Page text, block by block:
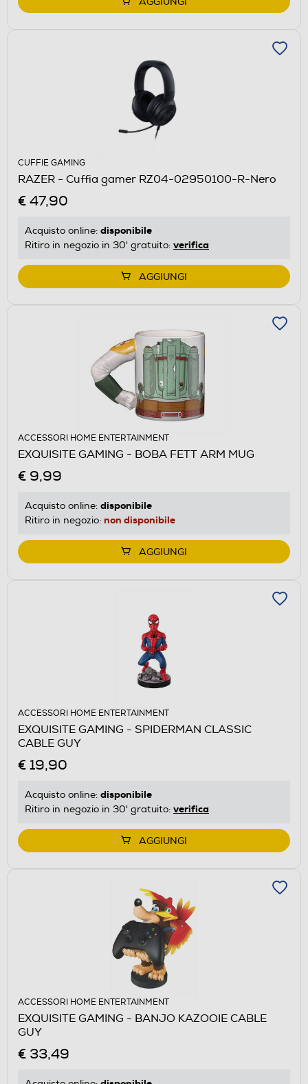
CUFFIE GAMING
RAZER - Cuffia gamer RZ04-02950100-R-Nero
€ 47,90
Acquisto online: disponibile
Ritiro in negozio in 30' gratuito: verifica
AGGIUNGI
ACCESSORI HOME ENTERTAINMENT
EXQUISITE GAMING - BOBA FETT ARM MUG
€ 9,99
Acquisto online: disponibile
Ritiro in negozio: non disponibile
AGGIUNGI
ACCESSORI HOME ENTERTAINMENT
EXQUISITE GAMING - SPIDERMAN CLASSIC
CABLE GUY
€ 19,90
Acquisto online: disponibile
Ritiro in negozio in 30' gratuito: verifica
AGGIUNGI
ACCESSORI HOME ENTERTAINMENT
EXQUISITE GAMING - BANJO KAZOOIE CABLE
GUY
€ 33,49